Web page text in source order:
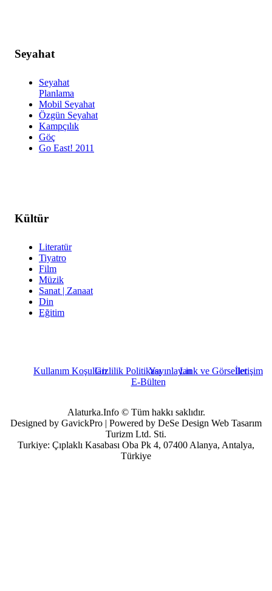
Seyahat
Seyahat
Planlama
Mobil Seyahat
Özgün Seyahat
Kampçılık
Göç
Go East! 2011
Kültür
Literatür
Tiyatro
Film
Müzik
Sanat | Zanaat
Din
Eğitim
Kullanım KoşullarıGizlilik PolitikasıYayınlayanLink ve Görsellerİletişim
E-Bülten
Alaturka.Info © Tüm hakkı saklıdır.
Designed by GavickPro | Powered by DeSe Design Web Tasarım
Turizm Ltd. Sti.
Turkiye: Çıplaklı Kasabası Oba Pk 4, 07400 Alanya, Antalya,
Türkiye